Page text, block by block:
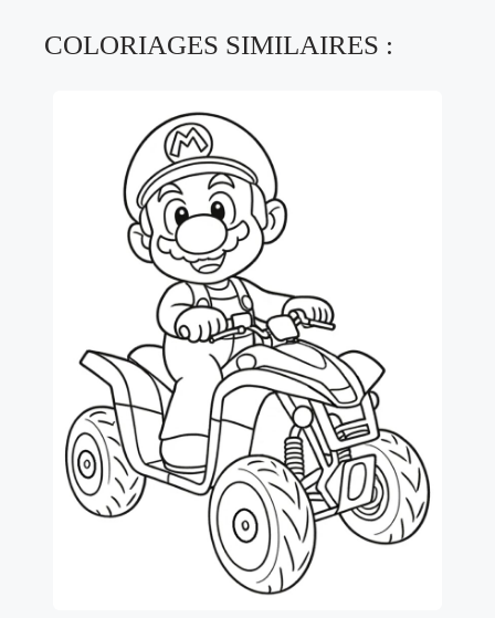
COLORIAGES SIMILAIRES :